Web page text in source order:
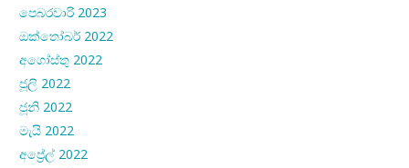
පෙබරවාරි 2023
ඔක්තෝබර් 2022
අගෝස්තු 2022
ජූලි 2022
ජූනි 2022
මැයි 2022
අප්‍රේල් 2022